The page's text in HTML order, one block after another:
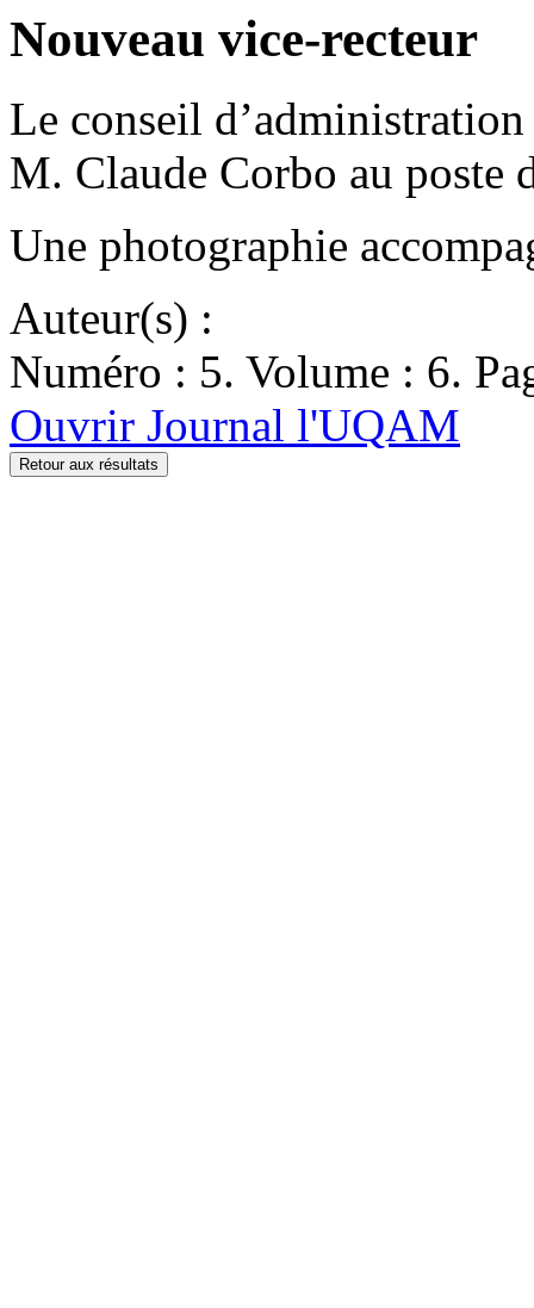
Nouveau vice-recteur
Le conseil
M. Claude Corbo au poste
Une photographie
Auteur(s) :
Numéro : 5. Volume : 6.
Ouvrir Journal l'UQAM
Retour aux résultats